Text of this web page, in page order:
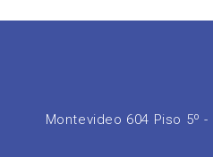
Montevideo 604 Piso 5º -